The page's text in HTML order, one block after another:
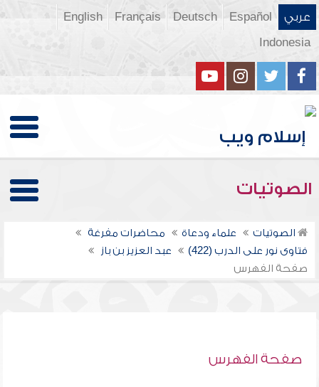
عربي Español
Deutsch
Français
English
Indonesia
الصوتيات
الصوتيات علماء ودعاة
محاضرات مفرغة
فتاوى نور على الدرب (422)
عبد العزيز بن باز
صفحة الفهرس
صفحة الفهرس